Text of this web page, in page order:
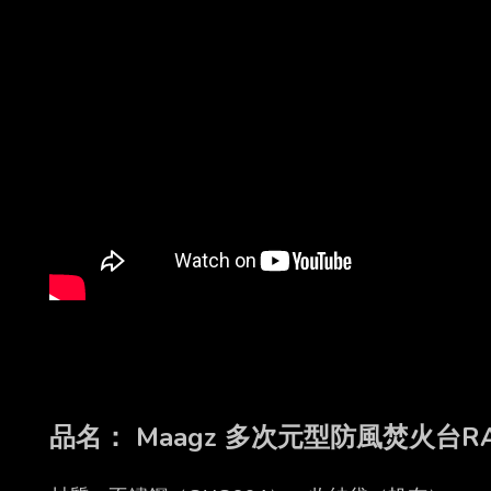
品名： Maagz 多次元型防風焚火台